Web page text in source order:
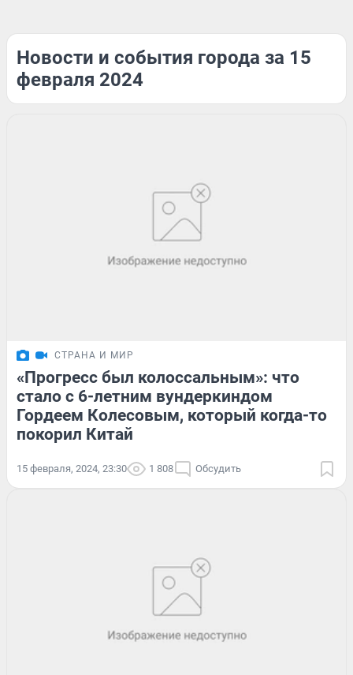
Новости и события города за 15
февраля 2024
СТРАНА И МИР
«Прогресс был колоссальным»: что
стало с 6-летним вундеркиндом
Гордеем Колесовым, который когда-то
покорил Китай
15 февраля, 2024, 23:30 1 808 Обсудить